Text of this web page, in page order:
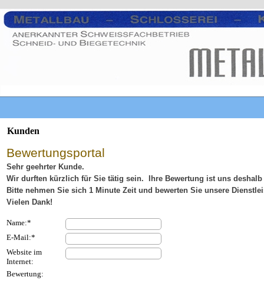
Kunden
Bewertungsportal
Sehr geehrter Kunde.
Wir durften kürzlich für Sie tätig sein. Ihre Bewertung ist uns
Bitte nehmen Sie sich 1 Minute Zeit und bewerten Sie unsere
Vielen Dank!
Name:*
E-Mail:*
Website im
Internet:
Bewertung: